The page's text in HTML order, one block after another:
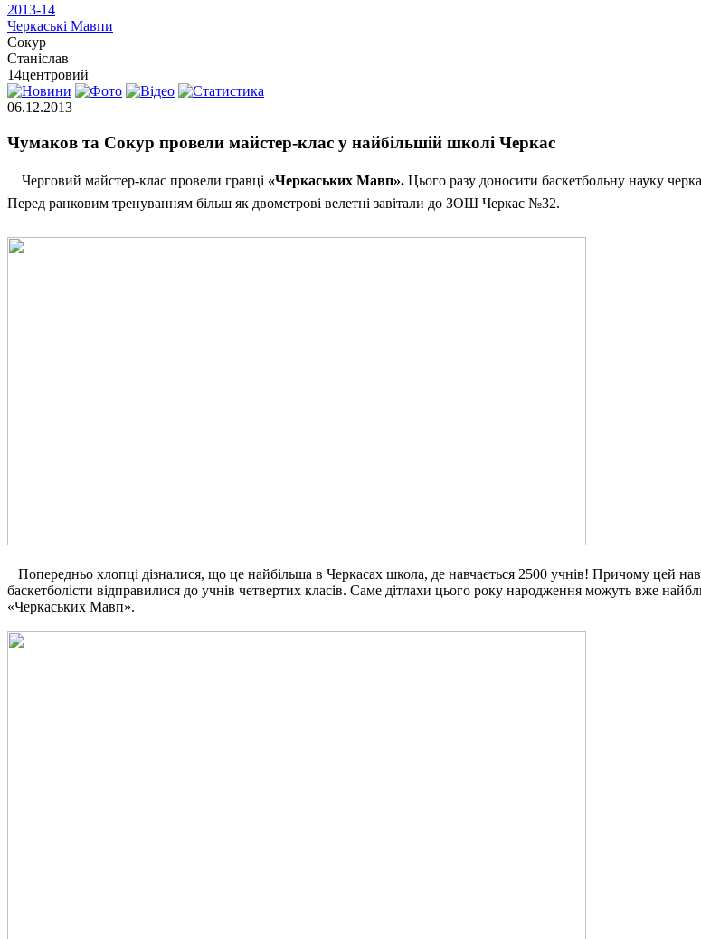
2013-14
Черкаські Мавпи
Сокур
Станіслав
14центровий
06.12.2013
Чумаков та Сокур провели майстер-клас у найбільшій школі Черкас
Черговий майстер-клас провели гравці «Черкаських Мавп». Цього разу доносити баскетбольну науку
Перед ранковим тренуванням більш як двометрові велетні завітали до ЗОШ Черкас №32.
Попередньо хлопці дізналися, що це найбільша в Черкасах школа, де навчається 2500 учнів! Причому цей
баскетболісти відправилися до учнів четвертих класів. Саме дітлахи цього року народження можуть вже
«Черкаських Мавп».